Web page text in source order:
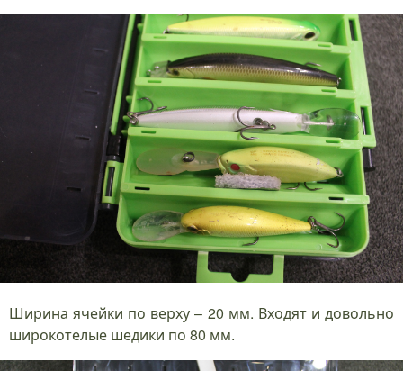
Ширина ячейки по верху – 20 мм. Входят и довольно
широкотелые шедики по 80 мм.